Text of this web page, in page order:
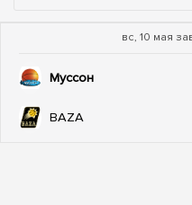
вс, 10 мая
Муссон
BAZA